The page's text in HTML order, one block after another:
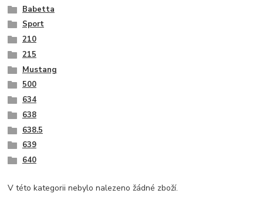
Babetta
Sport
210
215
Mustang
500
634
638
638.5
639
640
V této kategorii nebylo nalezeno žádné zboží.